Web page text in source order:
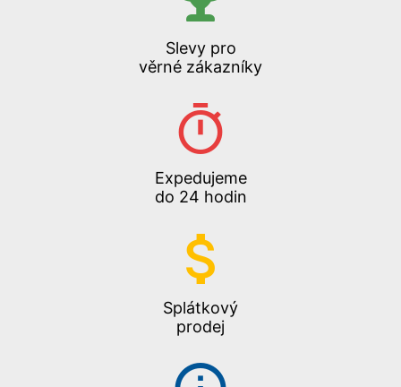
Slevy pro
věrné zákazníky
Expedujeme
do 24 hodin
Splátkový
prodej